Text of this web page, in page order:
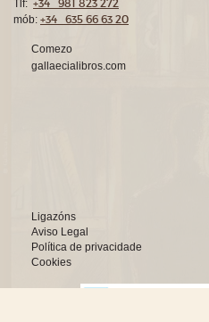
Tlf: +34 981 823 272
mób: +34 635 66 63 20
Comezo
gallaecialibros.com
Ligazóns
Aviso Legal
Política de privacidade
Cookies